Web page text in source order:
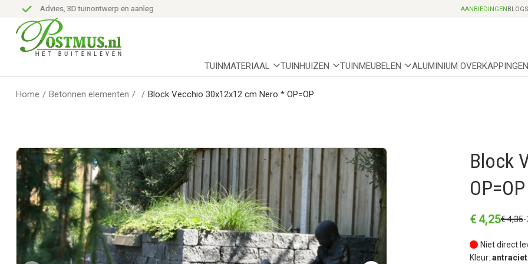
Advies, 3D tuinontwerp en aanleg AANBIEDINGENBLOGS
TUINMATERIAAL TUINHUIZEN TUINMEUBELEN ALUMINIUM OVERKAPPINGEN
Home / Betonnen elementen / / Block Vecchio 30x12x12 cm Nero * OP=OP
Block
OP=OP
€ 4,25€4,35-
Niet direct
Kleur: antraciet